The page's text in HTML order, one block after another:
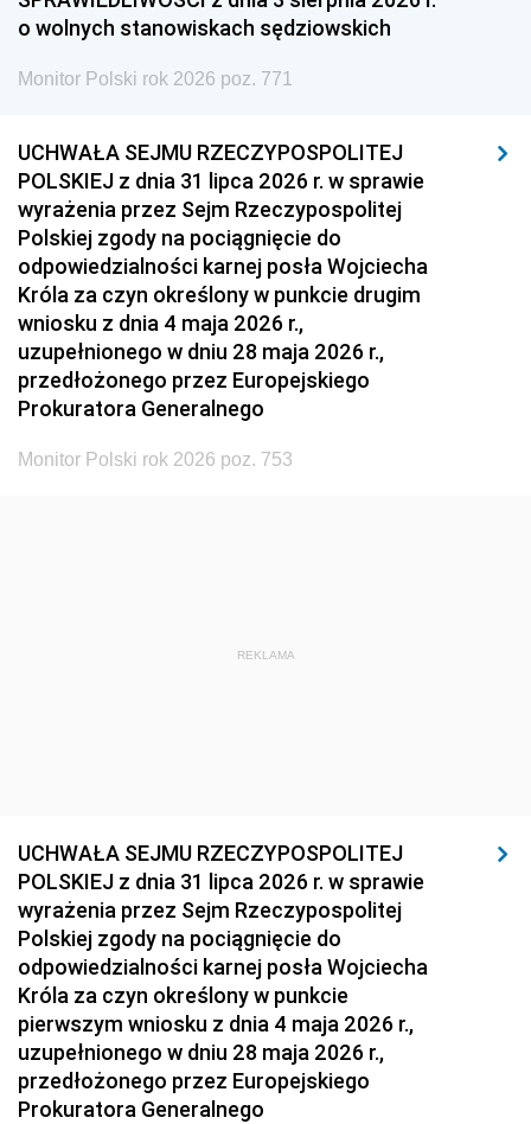
1954 1953 1952
1951 1950
1939 1938 1937
1936 1930
o wolnych stanowiskach sędziowskich
Monitor Polski rok 2026 poz. 771
UCHWAŁA SEJMU RZECZYPOSPOLITEJ
POLSKIEJ z dnia 31 lipca 2026 r. w sprawie
wyrażenia przez Sejm Rzeczypospolitej
Polskiej zgody na pociągnięcie do
odpowiedzialności karnej posła Wojciecha
Króla za czyn określony w punkcie drugim
wniosku z dnia 4 maja 2026 r.,
uzupełnionego w dniu 28 maja 2026 r.,
przedłożonego przez Europejskiego
Prokuratora Generalnego
Monitor Polski rok 2026 poz. 753
REKLAMA
UCHWAŁA SEJMU RZECZYPOSPOLITEJ
POLSKIEJ z dnia 31 lipca 2026 r. w sprawie
wyrażenia przez Sejm Rzeczypospolitej
Polskiej zgody na pociągnięcie do
odpowiedzialności karnej posła Wojciecha
Króla za czyn określony w punkcie
pierwszym wniosku z dnia 4 maja 2026 r.,
uzupełnionego w dniu 28 maja 2026 r.,
przedłożonego przez Europejskiego
Prokuratora Generalnego